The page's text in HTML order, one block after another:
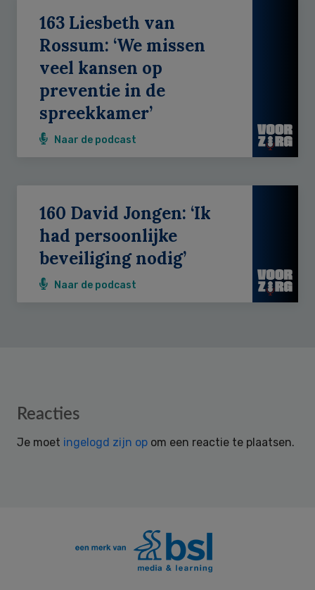
163 Liesbeth van
Rossum: ‘We missen
veel kansen op
preventie in de
spreekkamer’
Naar de podcast
160 David Jongen: ‘Ik
had persoonlijke
beveiliging nodig’
Naar de podcast
Reader
Reacties
Je moet ingelogd zijn op om een reactie te plaatsen.